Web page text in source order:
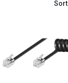
Sort